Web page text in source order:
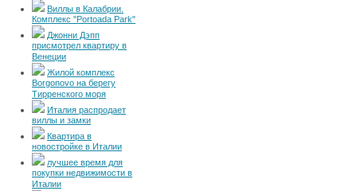
Виллы в Калабрии.
Комплекс "Portoada Park"
Джонни Дэпп
присмотрел квартиру в
Венеции
Жилой комплекс
Borgonovo на берегу
Тирренского моря
Италия распродает
виллы и замки
Квартира в
новостройке в Италии
лучшее время для
покупки недвижимости в
Италии